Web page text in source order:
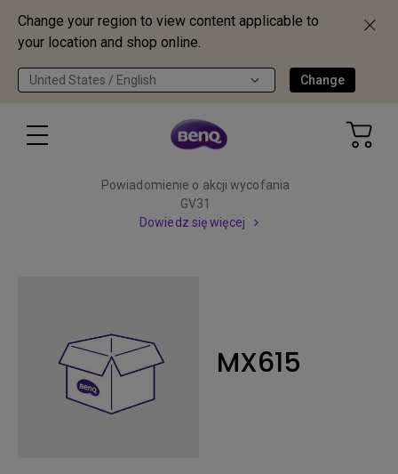
Change your region to view content applicable to
your location and shop online.
United States / English Change
Powiadomienie o akcji wycofania
GV31
Dowiedz się więcej
MX615